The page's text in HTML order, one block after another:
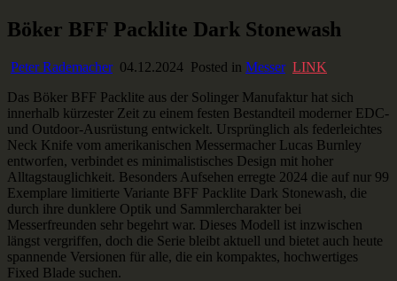
Skip
to
Ausstaffiert
Gear und Gadgets zum Verlieben
Böker BFF Packlite Dark Stonewash
Peter Rademacher 04.12.2024 Posted in Messer LINK
Das Böker BFF Packlite aus der Solinger Manufaktur hat sich
innerhalb kürzester Zeit zu einem festen Bestandteil moderner EDC-
und Outdoor-Ausrüstung entwickelt. Ursprünglich als federleichtes
Neck Knife vom amerikanischen Messermacher Lucas Burnley
entworfen, verbindet es minimalistisches Design mit hoher
Alltagstauglichkeit. Besonders Aufsehen erregte 2024 die auf nur 99
Exemplare limitierte Variante BFF Packlite Dark Stonewash, die
durch ihre dunklere Optik und Sammlercharakter bei
Messerfreunden sehr begehrt war. Dieses Modell ist inzwischen
längst vergriffen, doch die Serie bleibt aktuell und bietet auch heute
spannende Versionen für alle, die ein kompaktes, hochwertiges
Fixed Blade suchen.